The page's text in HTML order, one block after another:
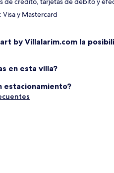
y Mastercard
by Villalarim.com la
en esta villa?
estacionamiento?